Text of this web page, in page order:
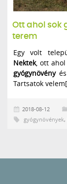
Ott ahol sok
terem
Egy volt
Nektek, ott
gyógynövényés
Tartsatok
2018-08-12
gyógynövények,